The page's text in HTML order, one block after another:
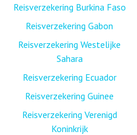
Reisverzekering Burkina Faso
Reisverzekering Gabon
Reisverzekering Westelijke
Sahara
Reisverzekering Ecuador
Reisverzekering Guinee
Reisverzekering Verenigd
Koninkrijk